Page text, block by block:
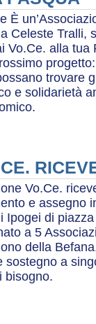
È
Celeste Tralli,
Vo.Ce. alla tua
trovare
e solidarietà
Vo.Ce.
e assegno
Ipogei di
a 5
della
sostegno a
bisogno.